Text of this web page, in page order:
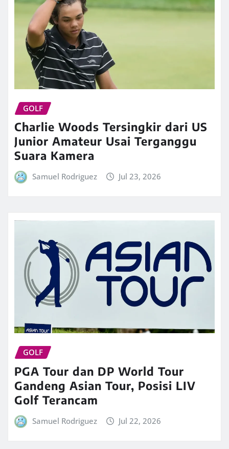
GOLF
Charlie Woods Tersingkir dari US
Junior Amateur Usai Terganggu
Suara Kamera
Samuel Rodriguez Jul 23, 2026
GOLF
PGA Tour dan DP World Tour
Gandeng Asian Tour, Posisi LIV
Golf Terancam
Samuel Rodriguez Jul 22, 2026